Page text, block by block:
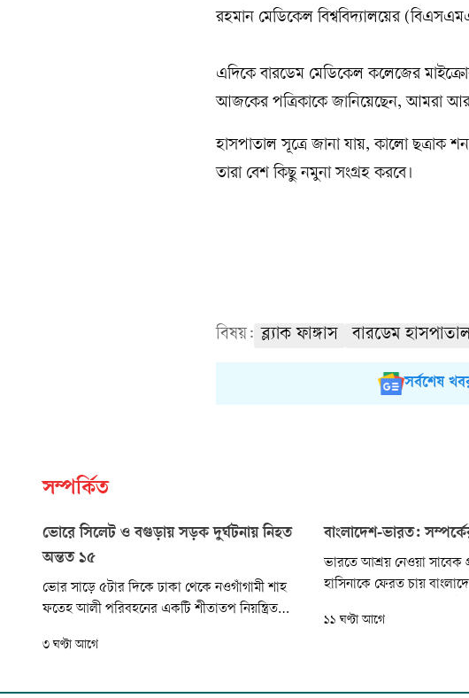
রহমান মেডিকেল বিশ্ববিদ্যালয়ের
এদিকে বারডেম মেডিকেল কলেজের
আজকের পত্রিকাকে জানিয়েছেন, আমরা আরও
হাসপাতাল সূত্রে জানা যায়, কালো
তারা বেশ কিছু নমুনা সংগ্রহ করবে।
বিষয়: ব্ল্যাক ফাঙ্গাস বারডেম হাসপাতাল
সর্বশেষ
সম্পর্কিত
ভোরে সিলেট ও বগুড়ায় সড়ক দুর্ঘটনায় নিহত
অন্তত ১৫
ভোর সাড়ে ৫টার দিকে ঢাকা থেকে নওগাঁগামী শাহ
ফতেহ আলী পরিবহনের একটি শীতাতপ নিয়ন্ত্রিত
খুঁটিতে ধাক্কা দেয়। পরে বাসটি উল্টে গিয়ে কাজের
ওপর উঠে যায়। ঘটনাস্থলে তিনজন নিহত হন।
৩ ঘণ্টা আগে
বাংলাদেশ-ভারত:
ভারতে আশ্রয় নেওয়া সাবেক
হাসিনাকে ফেরত চায়
দুই বছর ধরে এ নিয়ে
ইস্যু।
১১ ঘণ্টা আগে